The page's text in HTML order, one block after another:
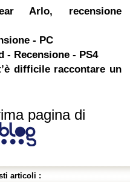
Arlo, recensione
- PC
- Recensione - PS4
difficile raccontare un
pagina di
articoli :